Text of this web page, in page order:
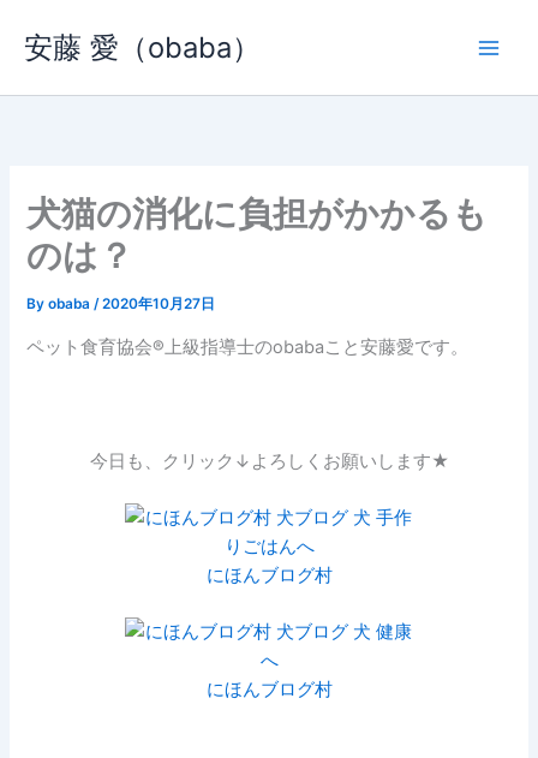
ス
安藤 愛（obaba）
犬猫の消化に負担がかかるも
のは？
Byobaba/2020年10月27日
ペット食育協会®︎上級指導士のobabaこと安藤愛です。
今日も、クリック↓よろしくお願いします★
にほんブログ村
にほんブログ村